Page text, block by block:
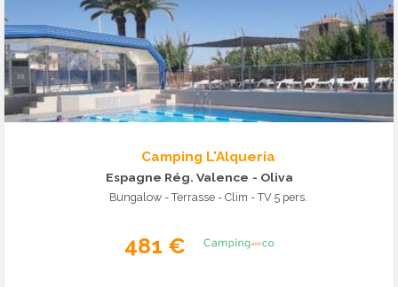
Camping L'Alqueria
Espagne Rég. Valence - Oliva
Bungalow - Terrasse - Clim - TV 5 pers.
481 €